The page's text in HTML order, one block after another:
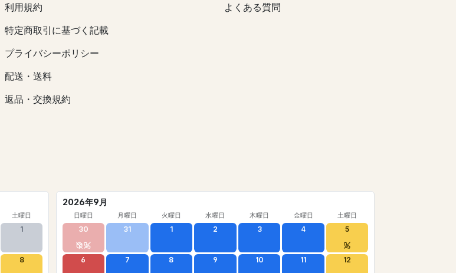
利用規約
特定商取引に基づく記載
プライバシーポリシー
配送・送料
返品・交換規約
よくある質問
土曜日
1
8
2026年9月
日曜日 月曜日 火曜日 水曜日 木曜日 金曜日 土曜日
30 31 1 2 3 4 5
6 7 8 9 10 11 12